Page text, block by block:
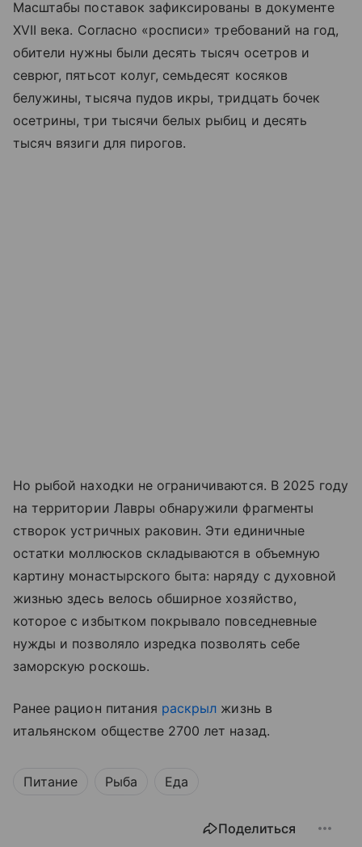
Масштабы поставок зафиксированы в документе
XVII века. Согласно «росписи» требований на год,
обители нужны были десять тысяч осетров и
севрюг, пятьсот колуг, семьдесят косяков
белужины, тысяча пудов икры, тридцать бочек
осетрины, три тысячи белых рыбиц и десять
тысяч вязиги для пирогов.
Но рыбой находки не ограничиваются. В 2025 году
на территории Лавры обнаружили фрагменты
створок устричных раковин. Эти единичные
остатки моллюсков складываются в объемную
картину монастырского быта: наряду с духовной
жизнью здесь велось обширное хозяйство,
которое с избытком покрывало повседневные
нужды и позволяло изредка позволять себе
заморскую роскошь.
Ранее рацион питания раскрыл жизнь в
итальянском обществе 2700 лет назад.
Питание Рыба Еда
Поделиться